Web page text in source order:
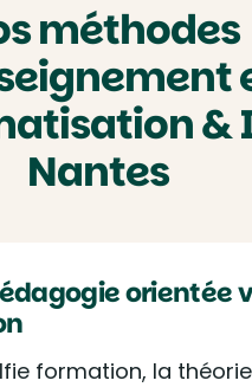
méthodes
&
Nantes
orientée
formation, la